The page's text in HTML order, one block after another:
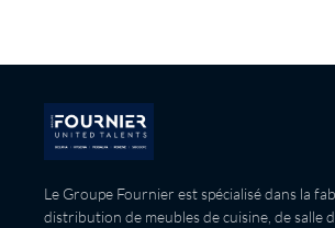
Le Groupe Fournier est spécialisé dans la
distribution de meubles de cuisine, de salle